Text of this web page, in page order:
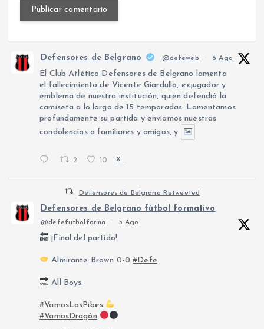
Defensores de Belgrano @defeweb · 6 Ago
El Club Atlético Defensores de Belgrano lamenta
el fallecimiento de Vicente Giardullo, exjugador y
emblema de nuestra institución, quien defendió la
camiseta a lo largo de 15 temporadas. Lamentamos
profundamente su partida y enviamos nuestras
condolencias a familiares y amigos, y
2 10 X
Defensores de Belgrano Retweeted
Defensores de Belgrano fútbol formativo
@defefutbolforma · 5 Ago
¡Final del partido!
Almirante Brown 0-0#Defe
All Boys.
#VamosLosPibes
#VamosDragón